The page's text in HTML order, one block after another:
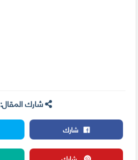
شارك المقال:
شارك